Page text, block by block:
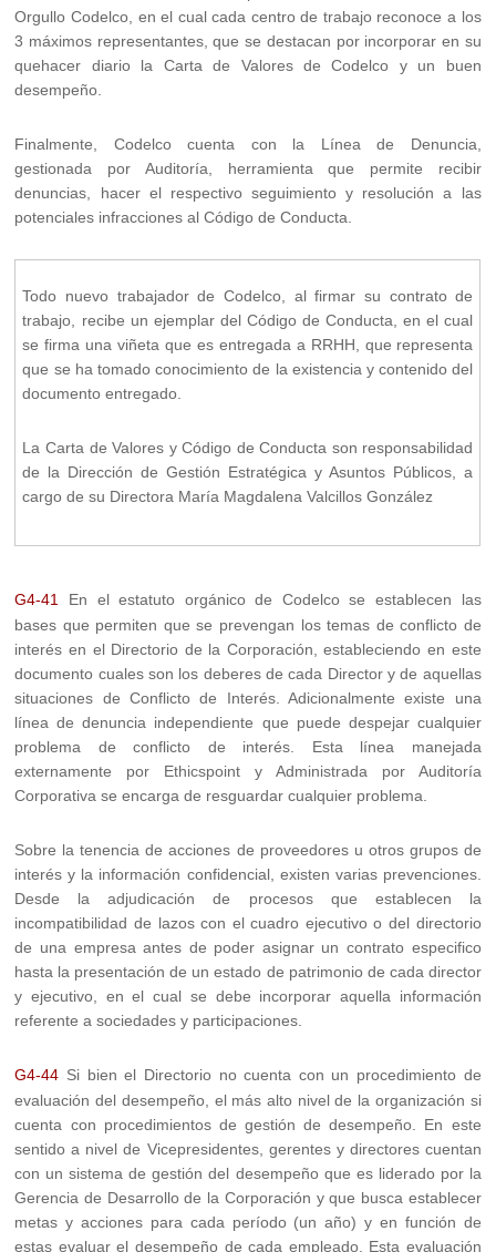
Orgullo Codelco, en el cual cada centro de trabajo reconoce a los
3 máximos representantes, que se destacan por incorporar en su
quehacer diario la Carta de Valores de Codelco y un buen
desempeño.
Finalmente, Codelco cuenta con la Línea de Denuncia,
gestionada por Auditoría, herramienta que permite recibir
denuncias, hacer el respectivo seguimiento y resolución a las
potenciales infracciones al Código de Conducta.
Todo nuevo trabajador de Codelco, al firmar su contrato de
trabajo, recibe un ejemplar del Código de Conducta, en el cual
se firma una viñeta que es entregada a RRHH, que representa
que se ha tomado conocimiento de la existencia y contenido del
documento entregado.
La Carta de Valores y Código de Conducta son responsabilidad
de la Dirección de Gestión Estratégica y Asuntos Públicos, a
cargo de su Directora María Magdalena Valcillos González
G4-41
En el estatuto orgánico de Codelco se establecen las
bases que permiten que se prevengan los temas de conflicto de
interés en el Directorio de la Corporación, estableciendo en este
documento cuales son los deberes de cada Director y de aquellas
situaciones de Conflicto de Interés. Adicionalmente existe una
línea de denuncia independiente que puede despejar cualquier
problema de conflicto de interés. Esta línea manejada
externamente por Ethicspoint y Administrada por Auditoría
Corporativa se encarga de resguardar cualquier problema.
Sobre la tenencia de acciones de proveedores u otros grupos de
interés y la información confidencial, existen varias prevenciones.
Desde la adjudicación de procesos que establecen la
incompatibilidad de lazos con el cuadro ejecutivo o del directorio
de una empresa antes de poder asignar un contrato especifico
hasta la presentación de un estado de patrimonio de cada director
y ejecutivo, en el cual se debe incorporar aquella información
referente a sociedades y participaciones.
G4-44 Si bien el Directorio no cuenta con un procedimiento de
evaluación del desempeño, el más alto nivel de la organización si
cuenta con procedimientos de gestión de desempeño. En este
sentido a nivel de Vicepresidentes, gerentes y directores cuentan
con un sistema de gestión del desempeño que es liderado por la
Gerencia de Desarrollo de la Corporación y que busca establecer
metas y acciones para cada período (un año) y en función de
estas evaluar el desempeño de cada empleado. Esta evaluación